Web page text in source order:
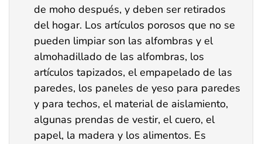
de moho después, y deben ser retirados
del hogar. Los artículos porosos que no se
pueden limpiar son las alfombras y el
almohadillado de las alfombras, los
artículos tapizados, el empapelado de las
paredes, los paneles de yeso para paredes
y para techos, el material de aislamiento,
algunas prendas de vestir, el cuero, el
papel, la madera y los alimentos. Es